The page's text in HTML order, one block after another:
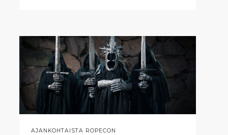
AJANKOHTAISTA ROPECON